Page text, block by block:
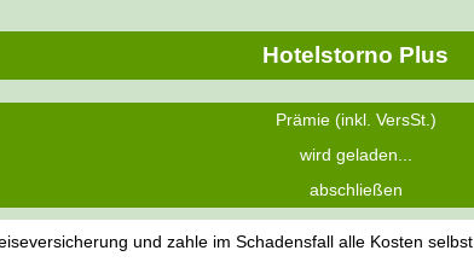
Hotelstorno Plus
Prämie (inkl. VersSt.)
wird geladen...
abschließen
und zahle im Schadensfall alle Kosten selbst.